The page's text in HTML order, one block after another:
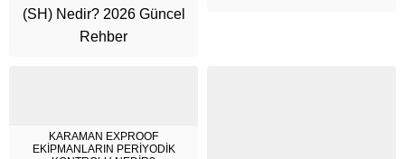
(SH) Nedir? 2026 Güncel
Rehber
KARAMAN EXPROOF
EKİPMANLARIN PERİYODİK
Cüneyt Bey